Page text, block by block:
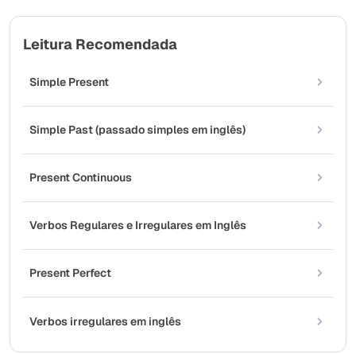
Leitura Recomendada
Simple Present
Simple Past (passado simples em inglês)
Present Continuous
Verbos Regulares e Irregulares em Inglês
Present Perfect
Verbos irregulares em inglês